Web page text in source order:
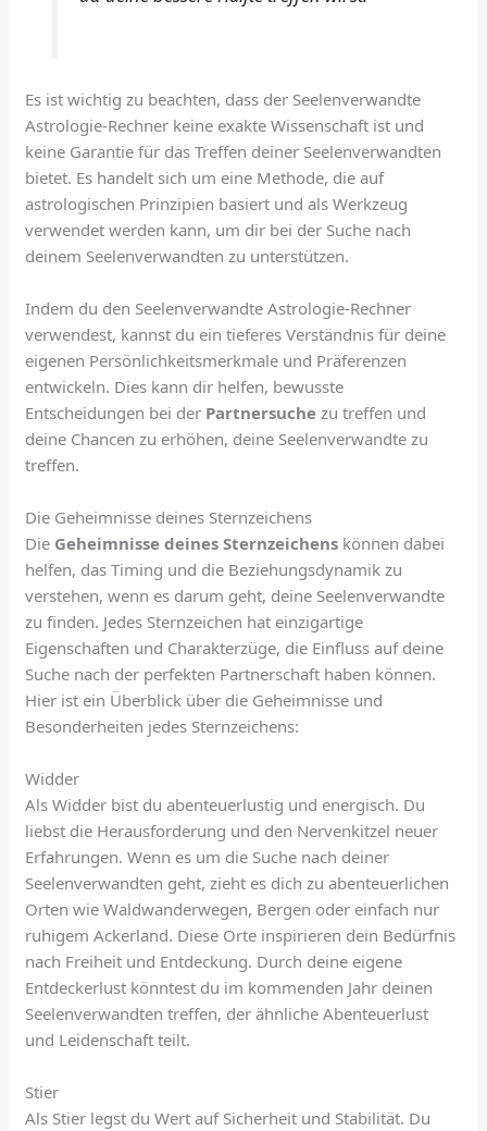
Es ist wichtig zu beachten, dass der Seelenverwandte
Astrologie-Rechner keine exakte Wissenschaft ist und
keine Garantie für das Treffen deiner Seelenverwandten
bietet. Es handelt sich um eine Methode, die auf
astrologischen Prinzipien basiert und als Werkzeug
verwendet werden kann, um dir bei der Suche nach
deinem Seelenverwandten zu unterstützen.
Indem du den Seelenverwandte Astrologie-Rechner
verwendest, kannst du ein tieferes Verständnis für deine
eigenen Persönlichkeitsmerkmale und Präferenzen
entwickeln. Dies kann dir helfen, bewusste
Entscheidungen bei der Partnersuche zu treffen und
deine Chancen zu erhöhen, deine Seelenverwandte zu
treffen.
Die Geheimnisse deines Sternzeichens
Die Geheimnisse deines Sternzeichens können dabei
helfen, das Timing und die Beziehungsdynamik zu
verstehen, wenn es darum geht, deine Seelenverwandte
zu finden. Jedes Sternzeichen hat einzigartige
Eigenschaften und Charakterzüge, die Einfluss auf deine
Suche nach der perfekten Partnerschaft haben können.
Hier ist ein Überblick über die Geheimnisse und
Besonderheiten jedes Sternzeichens:
Widder
Als Widder bist du abenteuerlustig und energisch. Du
liebst die Herausforderung und den Nervenkitzel neuer
Erfahrungen. Wenn es um die Suche nach deiner
Seelenverwandten geht, zieht es dich zu abenteuerlichen
Orten wie Waldwanderwegen, Bergen oder einfach nur
ruhigem Ackerland. Diese Orte inspirieren dein Bedürfnis
nach Freiheit und Entdeckung. Durch deine eigene
Entdeckerlust könntest du im kommenden Jahr deinen
Seelenverwandten treffen, der ähnliche Abenteuerlust
und Leidenschaft teilt.
Stier
Als Stier legst du Wert auf Sicherheit und Stabilität. Du